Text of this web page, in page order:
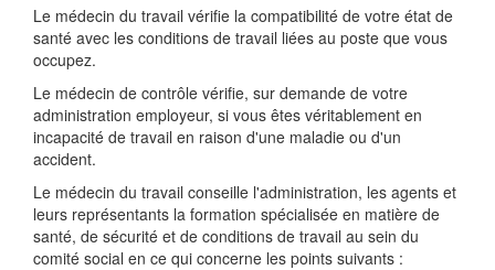
Le médecin du travail vérifie la compatibilité de votre état de
santé avec les conditions de travail liées au poste que vous
occupez.
Le médecin de contrôle vérifie, sur demande de votre
administration employeur, si vous êtes véritablement en
incapacité de travail en raison d'une maladie ou d'un
accident.
Le médecin du travail conseille l'administration, les agents et
leurs représentants la formation spécialisée en matière de
santé, de sécurité et de conditions de travail au sein du
comité social en ce qui concerne les points suivants :